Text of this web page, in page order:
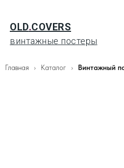
OLD.COVERS
винтажные постеры
Главная Каталог Винтажный